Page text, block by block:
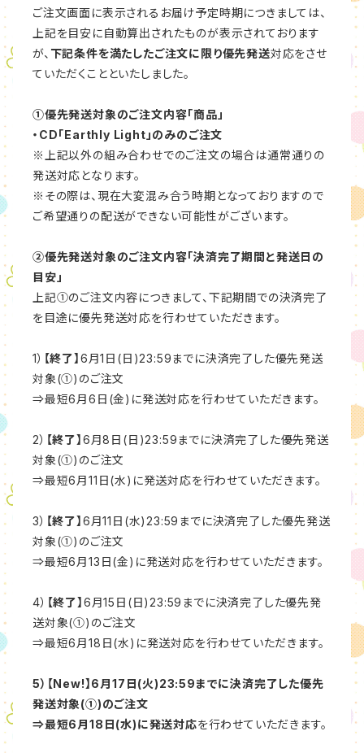
ご注文画面に表示されるお届け予定時期につきましては、
上記を目安に自動算出されたものが表示されております
が、 下記条件を満たしたご注文に限り優先発送対応をさせ
ていただくことといたしました。
①優先発送対象のご注文内容「商品」
・ CD「Earthly Light」のみのご注文
※上記以外の組み合わせでのご注文の場合は通常通りの
発送対応となります。
※その際は、現在大変混み合う時期となっておりますので
ご希望通りの配送ができない可能性がございます。
②優先発送対象のご注文内容「決済完了期間と発送日の
目安」
上記①のご注文内容につきまして、下記期間での決済完了
を目途に優先発送対応を行わせていただきます。
1） 【終了】 6月1日(日)23:59までに決済完了した優先発送
対象(①)のご注文
⇒最短6月6日(金)に発送対応を行わせていただきます。
2） 【終了】 6月8日(日)23:59までに決済完了した優先発送
対象(①)のご注文
⇒最短6月11日(水)に発送対応を行わせていただきます。
3） 【終了】 6月11日(水)23:59までに決済完了した優先発送
対象(①)のご注文
⇒最短6月13日(金)に発送対応を行わせていただきます。
4） 【終了】 6月15日(日)23:59までに決済完了した優先発
送対象(①)のご注文
⇒最短6月18日(水)に発送対応を行わせていただきます。
5）【New!】6月17日(火)23:59までに決済完了した優先
発送対象(①)のご注文
⇒最短6月18日(水)に発送対応を行わせていただきます。